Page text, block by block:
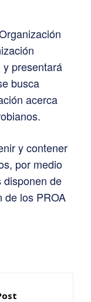
presentará
busca
acerca
y contener
por medio
disponen de
de los PROA